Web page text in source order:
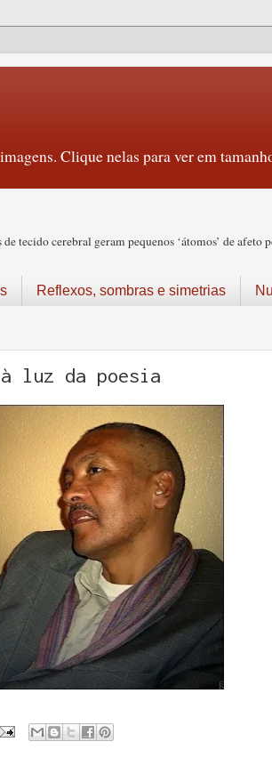
Clique nelas para ver em
tecido cerebral geram pequenos ‘átomos’ de
Reflexos, sombras e simetrias
à luz da poesia